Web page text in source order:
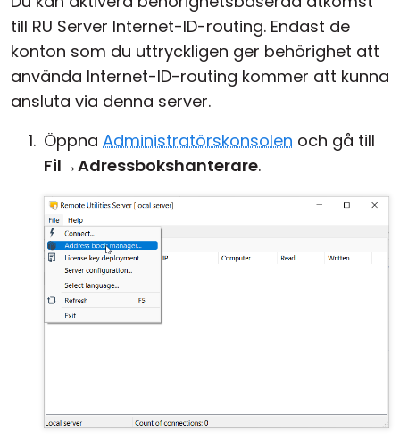
till RU Server Internet-ID-routing. Endast de
konton som du uttryckligen ger behörighet att
använda Internet-ID-routing kommer att kunna
ansluta via denna server.
Öppna Administratörskonsolen och gå till
Fil→Adressbokshanterare.